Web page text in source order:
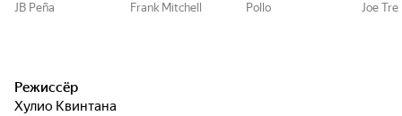
JB Peña Frank Mitchell Pollo Joe
Режиссёр
Хулио Квинтана